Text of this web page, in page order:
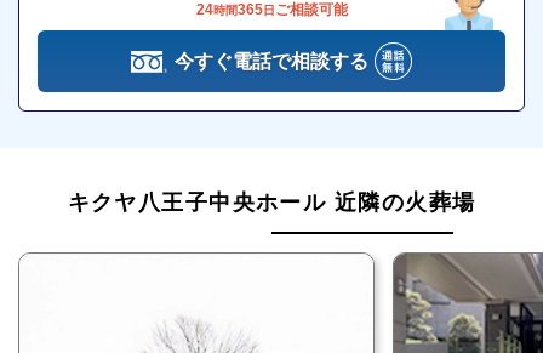
火葬式のプランは、故人の方を安置後に宗教儀式をせ
ず、火葬・出棺をするシンプルなプランです。
火葬式は、葬儀にかかる費用を最も抑えることができ
キクヤ八王子ホールの火葬式は、以下の方におすすめ
通夜や告別式を省略して火葬のみをしたい
葬儀による肉体的、精神的な負担をできるだけ軽減
24時間365日 ご相談可能
今すぐ電話で相談する
キクヤ八王子中央ホール 近隣の火葬場